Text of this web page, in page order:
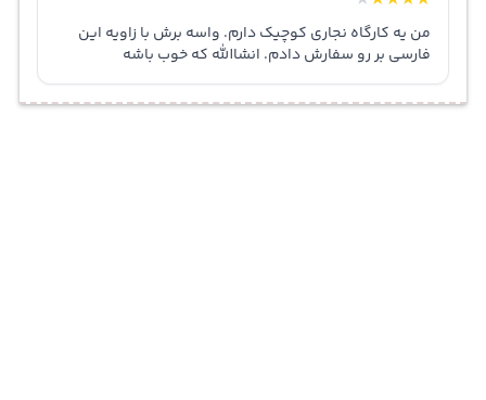
من یه کارگاه نجاری کوچیک دارم. واسه برش با زاویه این
فارسی بر رو سفارش دادم. انشاالله که خوب باشه